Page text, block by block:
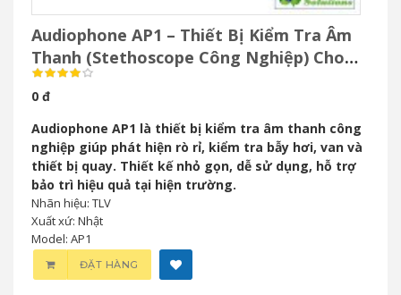
Audiophone AP1 – Thiết Bị Kiểm Tra Âm
Thanh (Stethoscope Công Nghiệp) Cho
Bảo Trì Công Nghiệp
0 đ
Audiophone AP1 là thiết bị kiểm tra âm thanh công
nghiệp giúp phát hiện rò rỉ, kiểm tra bẫy hơi, van và
thiết bị quay. Thiết kế nhỏ gọn, dễ sử dụng, hỗ trợ
bảo trì hiệu quả tại hiện trường.
Nhãn hiệu: TLV
Xuất xứ: Nhật
Model: AP1
ĐẶT HÀNG